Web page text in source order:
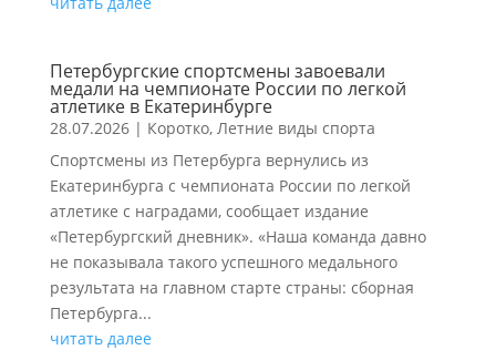
Петербургские спортсмены завоевали
медали на чемпионате России по легкой
атлетике в Екатеринбурге
28.07.2026| Коротко, Летние виды спорта
Спортсмены из Петербурга вернулись из
Екатеринбурга с чемпионата России по легкой
атлетике с наградами, сообщает издание
«Петербургский дневник». «Наша команда давно
не показывала такого успешного медального
результата на главном старте страны: сборная
Петербурга...
читать далее